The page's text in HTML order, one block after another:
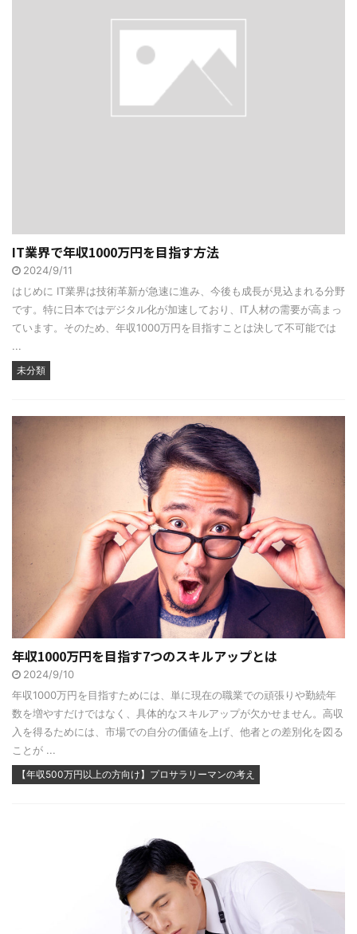
IT業界で年収1000万円を目指す方法
2024/9/11
はじめに IT業界は技術革新が急速に進み、今後も成長が見込まれる分野
です。特に日本ではデジタル化が加速しており、IT人材の需要が高まっ
ています。そのため、年収1000万円を目指すことは決して不可能では
...
未分類
年収1000万円を目指す7つのスキルアップとは
2024/9/10
年収1000万円を目指すためには、単に現在の職業での頑張りや勤続年
数を増やすだけではなく、具体的なスキルアップが欠かせません。高収
入を得るためには、市場での自分の価値を上げ、他者との差別化を図る
ことが ...
【年収500万円以上の方向け】プロサラリーマンの考え